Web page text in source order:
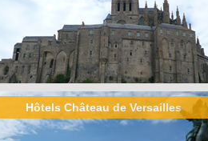
Hôtels Château de Versailles